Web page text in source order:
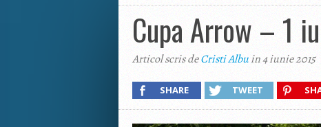
Cupa Arrow – 1
Articol scris deCristi Albuin 4 iunie 2015
SHARE TWEET